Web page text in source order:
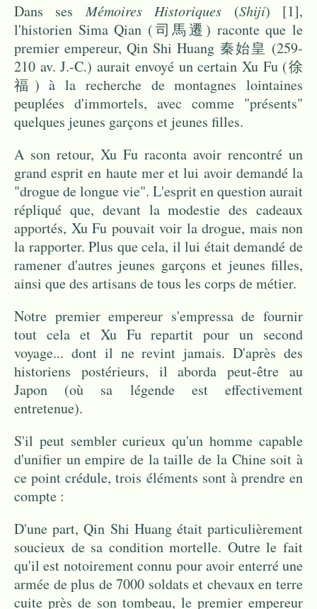
Dans sesMémoires Historiques (Shiji) [1],
l'historien Sima Qian (司馬遷) raconte que le
premier empereur, Qin Shi Huang 秦始皇 (259-
210 av. J.-C.) aurait envoyé un certain Xu Fu (徐
福) à la recherche de montagnes lointaines
peuplées d'immortels, avec comme "présents"
quelques jeunes garçons et jeunes filles.
A son retour, Xu Fu raconta avoir rencontré un
grand esprit en haute mer et lui avoir demandé la
"drogue de longue vie". L'esprit en question aurait
répliqué que, devant la modestie des cadeaux
apportés, Xu Fu pouvait voir la drogue, mais non
la rapporter. Plus que cela, il lui était demandé de
ramener d'autres jeunes garçons et jeunes filles,
ainsi que des artisans de tous les corps de métier.
Notre premier empereur s'empressa de fournir
tout cela et Xu Fu repartit pour un second
voyage... dont il ne revint jamais. D'après des
historiens postérieurs, il aborda peut-être au
Japon (où sa légende est effectivement
entretenue).
S'il peut sembler curieux qu'un homme capable
d'unifier un empire de la taille de la Chine soit à
ce point crédule, trois éléments sont à prendre en
compte :
D'une part, Qin Shi Huang était particulièrement
soucieux de sa condition mortelle. Outre le fait
qu'il est notoirement connu pour avoir enterré une
armée de plus de 7000 soldats et chevaux en terre
cuite près de son tombeau, le premier empereur